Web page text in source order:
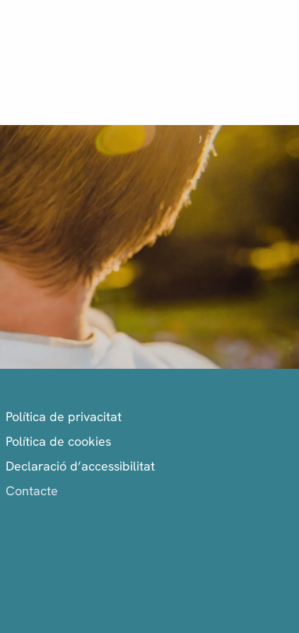
Política de privacitat
Política de cookies
Declaració d’accessibilitat
Contacte